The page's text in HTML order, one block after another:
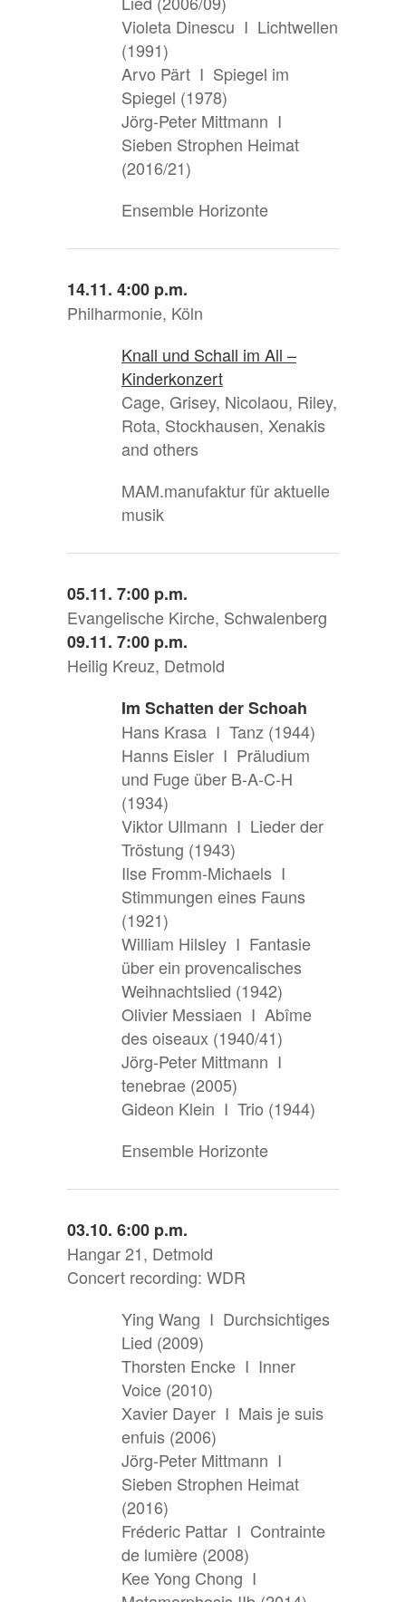
Violeta Dinescu I Lichtwellen
(1991)
Arvo Pärt I Spiegel im
Spiegel (1978)
Jörg-Peter Mittmann I
Sieben Strophen Heimat
(2016/21)
Ensemble Horizonte
14.11. 4:00 p.m.
Philharmonie, Köln
Knall und Schall im All –
Kinderkonzert
Cage, Grisey, Nicolaou, Riley,
Rota, Stockhausen, Xenakis
and others
MAM.manufaktur für aktuelle
musik
05.11. 7:00 p.m.
Evangelische Kirche, Schwalenberg
09.11. 7:00 p.m.
Heilig Kreuz, Detmold
Im Schatten der Schoah
Hans Krasa I Tanz (1944)
Hanns Eisler I Präludium
und Fuge über B-A-C-H
(1934)
Viktor Ullmann I Lieder der
Tröstung (1943)
Ilse Fromm-Michaels I
Stimmungen eines Fauns
(1921)
William Hilsley I Fantasie
über ein provencalisches
Weihnachtslied (1942)
Olivier Messiaen I Abîme
des oiseaux (1940/41)
Jörg-Peter Mittmann I
tenebrae (2005)
Gideon Klein I Trio (1944)
Ensemble Horizonte
03.10. 6:00 p.m.
Hangar 21, Detmold
Concert recording: WDR
Ying Wang I Durchsichtiges
Lied (2009)
Thorsten Encke I Inner
Voice (2010)
Xavier Dayer I Mais je suis
enfuis (2006)
Jörg-Peter Mittmann I
Sieben Strophen Heimat
(2016)
Fréderic Pattar I Contrainte
de lumière (2008)
Kee Yong Chong I